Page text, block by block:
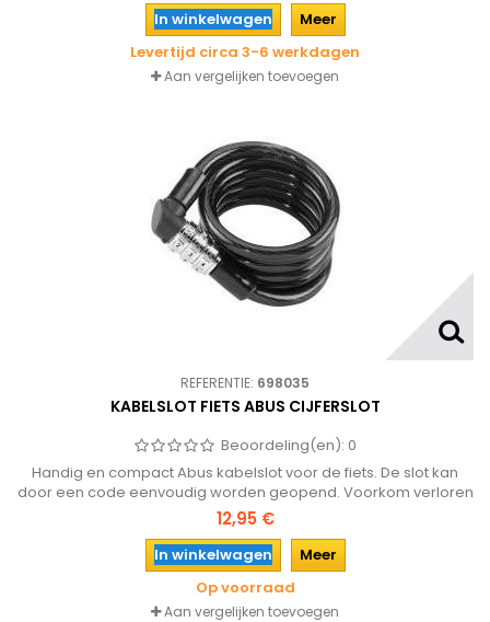
In winkelwagen
Meer
Levertijd circa 3-6 werkdagen
Aan vergelijken toevoegen
REFERENTIE: 698035
KABELSLOT FIETS ABUS CIJFERSLOT
Beoordeling(en): 0
Handig en compact Abus kabelslot voor de fiets. De slot kan
door een code eenvoudig worden geopend. Voorkom verloren
sleutels of ook ideaal bij meerdere gebruikers.
12,95 €
In winkelwagen
Meer
Op voorraad
Aan vergelijken toevoegen